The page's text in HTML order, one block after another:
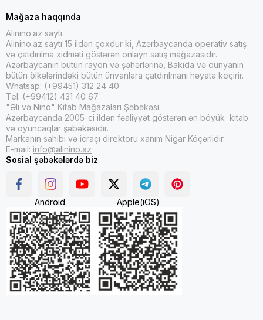
Mağaza haqqında
Alinino.az saytı
Alinino.az saytı 15 ildən çoxdur ki, Azərbaycanda operativ satış
və çatdırılma xidməti göstərən onlayn satış mağazasıdır.
Azərbaycanın bütün rayon və şəhərlərinə, Bakıda və dünyanın
bütün ölkələrindəki bütün ünvanlara çatdırılmanı həyata keçirir.
Whatsap: (+99451) 312 24 40
Tel: (+99412) 431 40 67
"Əli və Nino" Kitab Mağazaları Şəbəkəsi
Azərbaycanda 2005-ci ildən fəaliyyət göstərən ən böyük kitab
və oyuncaqlar şəbəkəsidir.
Markanın sahibi və icraçı direktoru xanım Nigar Köçərlidir.
E-mail: info@alinino.az
Sosial şəbəkələrdə biz
Android Apple(iOS)